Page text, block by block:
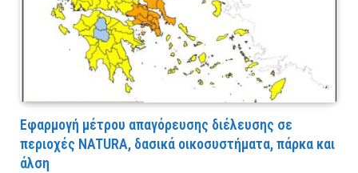
Εφαρμογή μέτρου απαγόρευσης διέλευσης σε
περιοχές NATURA, δασικά οικοσυστήματα, πάρκα και
άλση